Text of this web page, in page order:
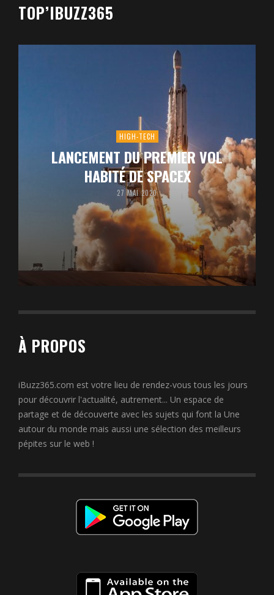
TOP’IBUZZ365
HIGH-TECH
LANCEMENT DU PREMIER VOL
HABITÉ DE SPACEX
27 MAI 2020
À PROPOS
iBuzz365.com est votre lieu de rendez-vous tous les jours
pour découvrir l'actualité, autrement... Un espace de
partage et de découverte avec les sujets qui font la Une
autour du monde mais aussi une sélection des meilleurs
pépites sur le web !